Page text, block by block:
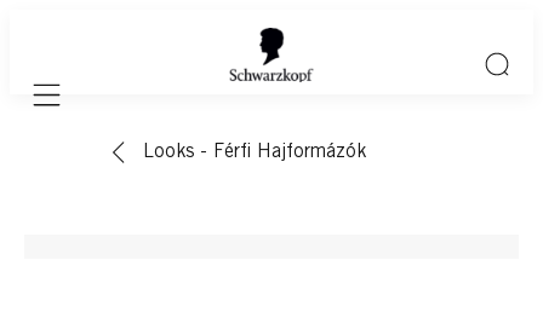
Mobile navigation
Looks - Férfi Hajformázók